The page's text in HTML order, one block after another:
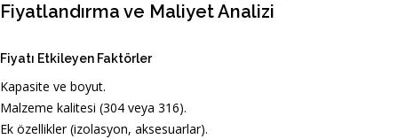
Fiyatlandırma ve Maliyet Analizi
Fiyatı Etkileyen Faktörler
Kapasite ve boyut.
Malzeme kalitesi (304 veya 316).
Ek özellikler (izolasyon, aksesuarlar).